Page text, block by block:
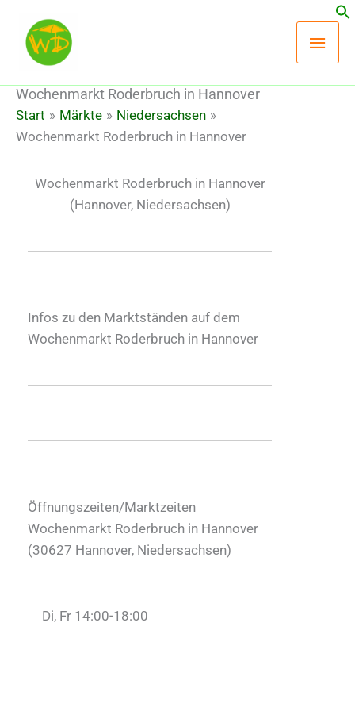
Inhalt
springen
Wochenmarkt Roderbruch in Hannover
Start Märkte
Niedersachsen
Wochenmarkt Roderbruch in Hannover
Wochenmarkt Roderbruch in Hannover
(Hannover, Niedersachsen)
Infos zu den Marktständen auf dem
Wochenmarkt Roderbruch in Hannover
Öffnungszeiten/Marktzeiten
Wochenmarkt Roderbruch in Hannover
(30627 Hannover, Niedersachsen)
Di, Fr 14:00-18:00